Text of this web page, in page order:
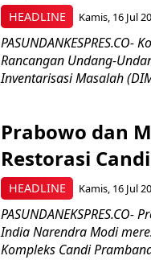
HEADLINE Kamis, 16 Jul
Rancangan Undang-
Inventarisasi Masalah
HEADLINE
Prabowo dan
Restorasi
Kamis, 16 Jul
India Narendra Modi
Kompleks Candi